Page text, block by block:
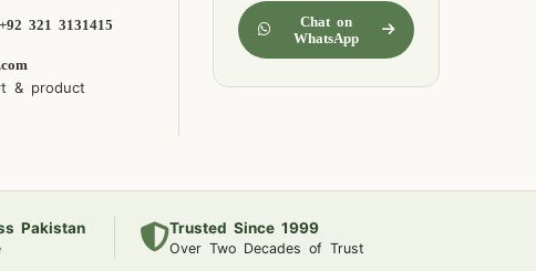
+92 321 3131415
& product
Chat on
WhatsApp
Pakistan Trusted Since 1999
Over Two Decades of Trust